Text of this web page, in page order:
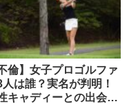
倫】女子プロゴルファ
人は誰？実名が判明！
キャディーとの出会い